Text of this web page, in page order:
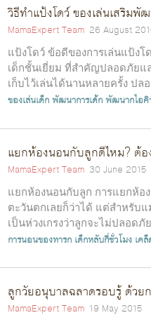
วิธีทำแป้งโดว์ ของเล่นเสริมพั
MamaExpert Team 26 August
แป้งโดว์ ข้อดีของการเล่นแป้ง
เด็กชั้นเยี่ยม ที่สำคัญปลอดภัยแ
เก็บไว้เล่นได้นานหลายครั้ง ปล
ของเล่นเด็กพัฒนาการเด้กพัฒนากไอคิ
แยกห้องนอนกับลูกดีไหม? ต้อ
MamaExpert Team 30 June 2015
แยกห้องนอนกับลูก การแยกห้
ตะวันตกเลยก็ว่าได้ แต่สำหรับ
เป็นห่วงเกรงว่าลูกจะไม่ปลอด
การนอนของทารก เด็กหลับกี่ชั่วโมง เค
ลูกวัยอนุบาลฉลาดรอบรู้ ด้ว
MamaExpert Team 19 May 2015